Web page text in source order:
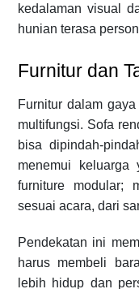
kedalaman visual
hunian terasa
Furnitur dan
Furnitur dalam
multifungsi. Sofa
bisa dipindah-
menemui keluarga
furniture modular;
sesuai acara, dari
Pendekatan ini
harus membeli
lebih hidup dan